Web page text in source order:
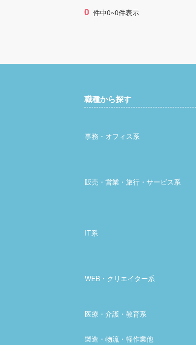
0 件中0~0件表示
職種から探す
事務・オフィス系
販売・営業・旅行・サービス系
IT系
WEB・クリエイター系
医療・介護・教育系
製造・物流・軽作業他